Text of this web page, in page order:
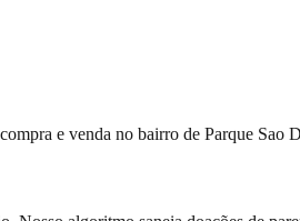
e venda no bairro de Parque Sao